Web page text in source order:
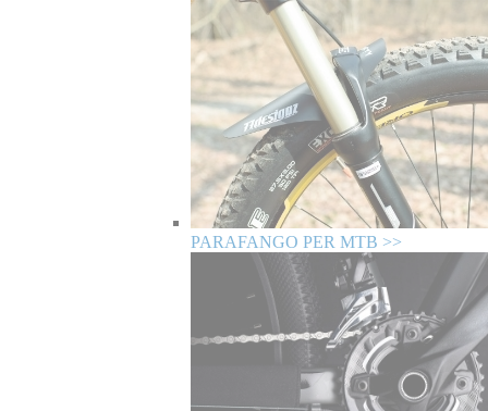
PARAFANGO PER MTB >>